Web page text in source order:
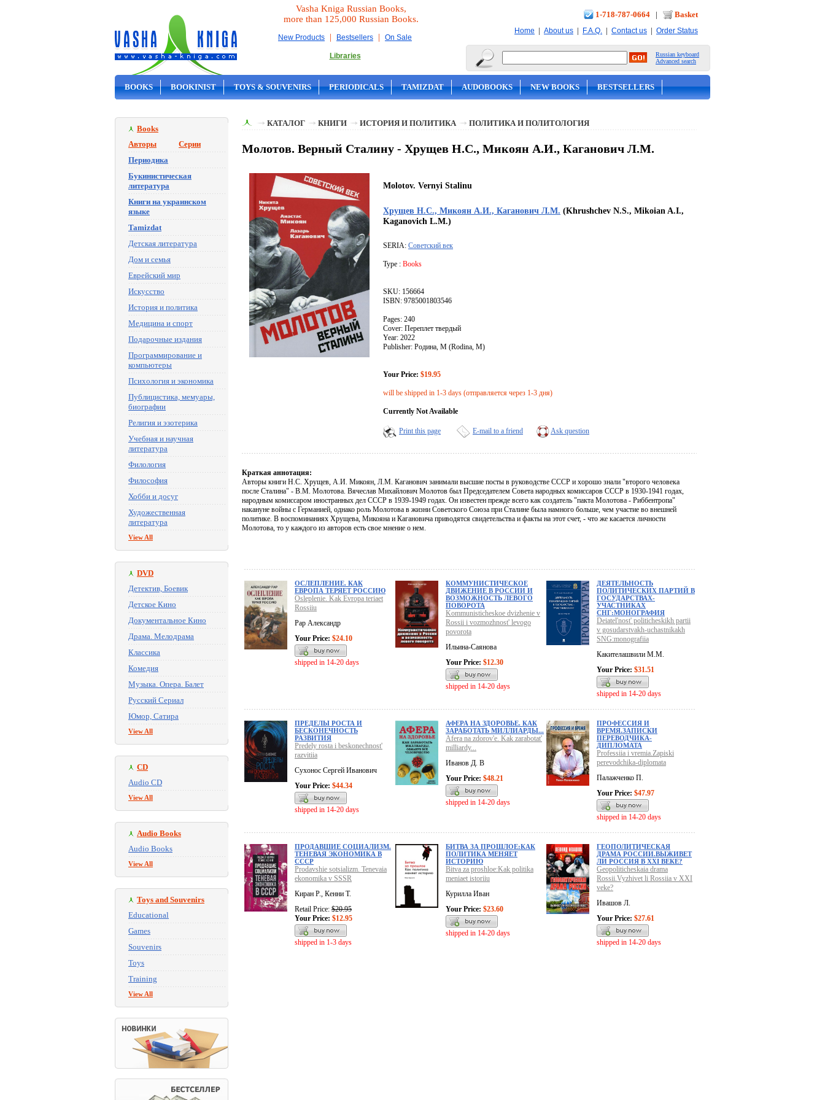
Vasha Kniga Russian Books,
more than 125,000 Russian Books.
New Products | Bestsellers | On Sale
Libraries
1-718-787-0664 | Basket
Home | About us | F.A.Q. | Contact us | Order Status
Russian keyboard
Advanced search
BOOKS BOOKINIST TOYS & SOUVENIRS PERIODICALS TAMIZDAT AUDOBOOKS NEW BOOKS BESTSELLERS
Books
Авторы
Серии
Периодика
Букинистическая
литература
Книги на украинском
языке
Tamizdat
Детская литература
Дом и семья
Еврейский мир
Искусство
История и политика
Медицина и спорт
Подарочные издания
Программирование и
компьютеры
Психология и экономика
Публицистика, мемуары,
биографии
Религия и эзотерика
Учебная и научная
литература
Филология
Философия
Хобби и досуг
Художественная
литература
View All
DVD
Детектив, Боевик
Детское Кино
Документальное Кино
Драма. Мелодрама
Классика
Комедия
Музыка. Опера. Балет
Русский Сериал
Юмор, Сатира
View All
CD
Audio CD
View All
Audio Books
Audio Books
View All
Toys and Souvenirs
Educational
Games
Souvenirs
Toys
Training
View All
КАТАЛОГ КНИГИ ИСТОРИЯ И ПОЛИТИКА ПОЛИТИКА И ПОЛИТОЛОГИЯ
Молотов. Верный Сталину - Хрущев Н.С., Микоян А.И., Каганович Л.М.
Molotov. Vernyi Stalinu
Хрущев Н.С., Микоян А.И., Каганович Л.М. (Khrushchev N.S., Mikoian A.I.,
Kaganovich L.M.)
SERIA: Советский век
Type : Books
SKU: 156664
ISBN: 9785001803546
Pages: 240
Cover: Переплет твердый
Year: 2022
Publisher: Родина, М (Rodina, M)
Your Price: $19.95
will be shipped in 1-3 days (отправляется через 1-3 дня)
Currently Not Available
Print this page E-mail to a friend Ask question
Краткая аннотация:
Авторы книги Н.С. Хрущев, А.И. Микоян, Л.М. Каганович занимали высшие посты в руководстве СССР и хорошо знали "второго человека
после Сталина" - В.М. Молотова. Вячеслав Михайлович Молотов был Председателем Совета народных комиссаров СССР в 1930-1941 годах,
народным комиссаром иностранных дел СССР в 1939-1949 годах. Он известен прежде всего как создатель "пакта Молотова - Риббентропа"
накануне войны с Германией, однако роль Молотова в жизни Советского Союза при Сталине была намного больше, чем участие во внешней
политике. В воспоминаниях Хрущева, Микояна и Кагановича приводятся свидетельства и факты на этот счет, - что же касается личности
Молотова, то у каждого из авторов есть свое мнение о нем.
ОСЛЕПЛЕНИЕ. КАК
ЕВРОПА ТЕРЯЕТ РОССИЮ
Osleplenie. Kak Evropa teriaet
Rossiiu
Рар Александр
Your Price: $24.10
shipped in 14-20 days
КОММУНИСТИЧЕСКОЕ
ДВИЖЕНИЕ В РОССИИ И
ВОЗМОЖНОСТЬ ЛЕВОГО
ПОВОРОТА
Kommunisticheskoe dvizhenie v
Rossii i vozmozhnost' levogo
povorota
Ильина-Саянова
Your Price: $12.30
shipped in 14-20 days
ДЕЯТЕЛЬНОСТЬ
ПОЛИТИЧЕСКИХ ПАРТИЙ В
ГОСУДАРСТВАХ-
УЧАСТНИКАХ
СНГ:МОНОГРАФИЯ
Deiatel'nost' politicheskikh partii
v gosudarstvakh-uchastnikakh
SNG:monografiia
Какителашвили М.М.
Your Price: $31.51
shipped in 14-20 days
ПРЕДЕЛЫ РОСТА И
БЕСКОНЕЧНОСТЬ
РАЗВИТИЯ
Predely rosta i beskonechnost'
razvitiia
Сухонос Сергей Иванович
Your Price: $44.34
shipped in 14-20 days
АФЕРА НА ЗДОРОВЬЕ. КАК
ЗАРАБОТАТЬ МИЛЛИАРДЫ...
Afera na zdorov'e. Kak zarabotat'
milliardy...
Иванов Д. В
Your Price: $48.21
shipped in 14-20 days
ПРОФЕССИЯ И
ВРЕМЯ.ЗАПИСКИ
ПЕРЕВОДЧИКА-
ДИПЛОМАТА
Professiia i vremia.Zapiski
perevodchika-diplomata
Палажченко П.
Your Price: $47.97
shipped in 14-20 days
ПРОДАВШИЕ СОЦИАЛИЗМ.
ТЕНЕВАЯ ЭКОНОМИКА В
СССР
Prodavshie sotsializm. Tenevaia
ekonomika v SSSR
Киран Р., Кенни Т.
Retail Price: $20.95
Your Price: $12.95
shipped in 1-3 days
БИТВА ЗА ПРОШЛОЕ:КАК
ПОЛИТИКА МЕНЯЕТ
ИСТОРИЮ
Bitva za proshloe:Kak politika
meniaet istoriiu
Курилла Иван
Your Price: $23.60
shipped in 14-20 days
ГЕОПОЛИТИЧЕСКАЯ
ДРАМА РОССИИ.ВЫЖИВЕТ
ЛИ РОССИЯ В XXI ВЕКЕ?
Geopoliticheskaia drama
Rossii.Vyzhivet li Rossiia v XXI
veke?
Ивашов Л.
Your Price: $27.61
shipped in 14-20 days